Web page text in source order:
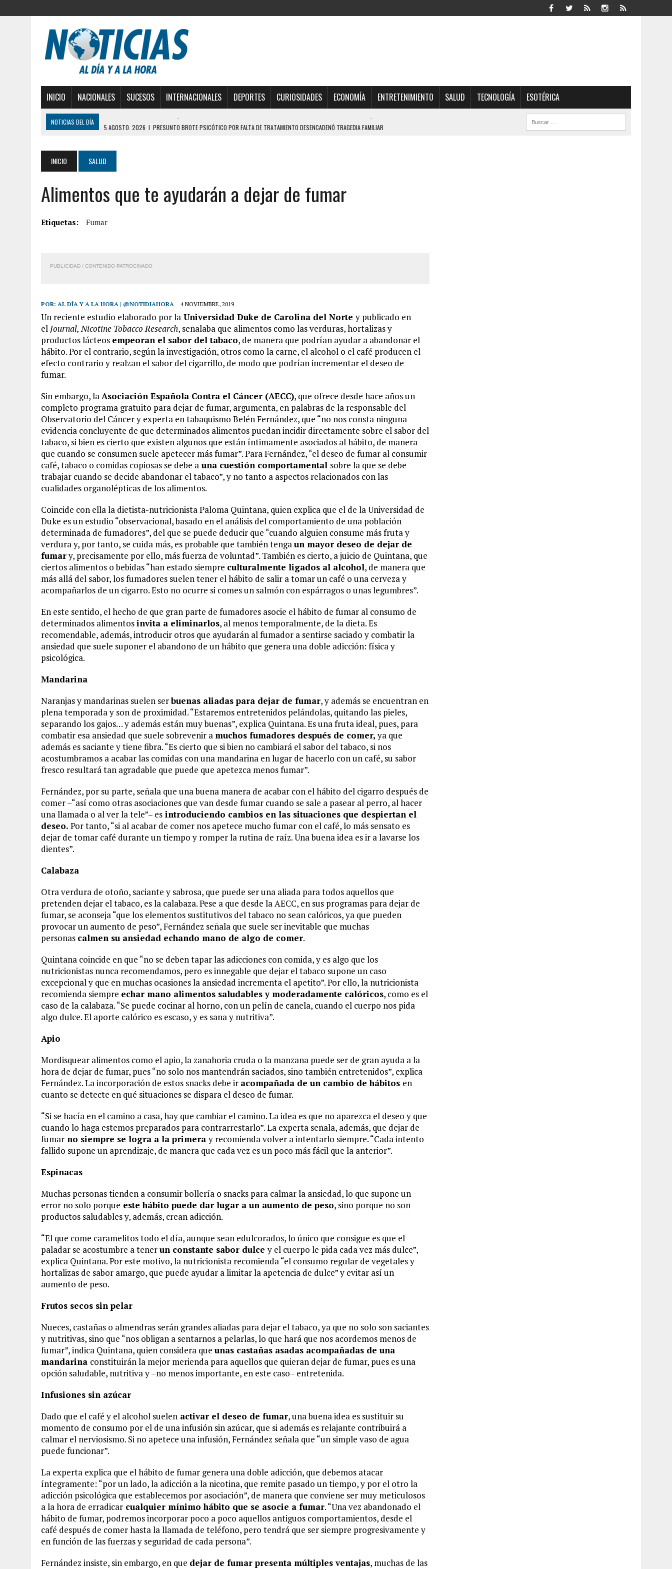
INICIO NACIONALES SUCESOS INTERNACIONALES DEPORTES CURIOSIDADES ECONOMÍA ENTRETENIMIENTO SALUD TECNOLOGÍA ESOTÉRICA
NOTICIAS DEL DÍA
PRESUNTO BROTE PSICÓTICO POR FALTA DE TRATAMIENTO DESENCADENÓ TRAGEDIA FAMILIAR
EDIFICIO PETUNIA
3 AGOSTO, 2026
YARACUY: INTENTÓ DESCONECTAR SU NEVERA MIENTRAS LA CASA SE INUNDABA
2 AGOSTO, 2026 | AYUDABA A PERSONAS EN SITUACIÓN DE CALLE Y MURIÓ A MANOS DE VARIOS DE ELLOS EN MATURÍN
7 AGOSTO, 2026 | YARACUY: ASESINARON DOS HOMBRES EL MISMO DÍA EN SECTORES VECINOS
6 AGOSTO, 2026 | BARINAS: ADOLESCENTE SE QUITÓ LA VIDA TRAS SER ACOSADA Y ABUSADA POR LA PAREJA DE SU ABUELA
INICIO SALUD
Alimentos que te ayudarán a dejar de fumar
Etiquetas: Fumar
PUBLICIDAD / CONTENIDO PATROCINADO
POR: AL DÍA Y A LA HORA | @NOTIDIAHORA 4 NOVIEMBRE, 2019
Un reciente estudio elaborado por la Universidad Duke de Carolina del Nortey publicado en
el Journal, Nicotine Tobacco Research, señalaba que alimentos como las verduras, hortalizas y
productos lácteos empeoran el sabor del tabaco, de manera que podrían ayudar a abandonar el
hábito. Por el contrario, según la investigación, otros como la carne, el alcohol o el café producen el
efecto contrario y realzan el sabor del cigarrillo, de modo que podrían incrementar el deseo de
fumar.
Sin embargo, laAsociación Española Contra el Cáncer (AECC), que ofrece desde hace años un
completo programa gratuito para dejar de fumar, argumenta, en palabras de la responsable del
Observatorio del Cáncer y experta en tabaquismo Belén Fernández, que “no nos consta ninguna
evidencia concluyente de que determinados alimentos puedan incidir directamente sobre el sabor del
tabaco, si bien es cierto que existen algunos que están íntimamente asociados al hábito, de manera
que cuando se consumen suele apetecer más fumar”. Para Fernández, “el deseo de fumar al consumir
café, tabaco o comidas copiosas se debe a una cuestión comportamental sobre la que se debe
trabajar cuando se decide abandonar el tabaco”, y no tanto a aspectos relacionados con las
cualidades organolépticas de los alimentos.
Coincide con ella la dietista-nutricionista Paloma Quintana, quien explica que el de la Universidad de
Duke es un estudio “observacional, basado en el análisis del comportamiento de una población
determinada de fumadores”, del que se puede deducir que “cuando alguien consume más fruta y
verdura y, por tanto, se cuida más, es probable que también tengaun mayor deseo de dejar de
fumary, precisamente por ello, más fuerza de voluntad”. También es cierto, a juicio de Quintana, que
ciertos alimentos o bebidas “han estado siempre culturalmente ligados al alcohol, de manera que
más allá del sabor, los fumadores suelen tener el hábito de salir a tomar un café o una cerveza y
acompañarlos de un cigarro. Esto no ocurre si comes un salmón con espárragos o unas legumbres”.
En este sentido, el hecho de que gran parte de fumadores asocie el hábito de fumar al consumo de
determinados alimentosinvita a eliminarlos, al menos temporalmente, de la dieta. Es
recomendable, además, introducir otros que ayudarán al fumador a sentirse saciado y combatir la
ansiedad que suele suponer el abandono de un hábito que genera una doble adicción: física y
psicológica.
Mandarina
Naranjas y mandarinas suelen serbuenas aliadas para dejar de fumar, y además se encuentran en
plena temporada y son de proximidad. “Estaremos entretenidos pelándolas, quitando las pieles,
separando los gajos… y además están muy buenas”, explica Quintana. Es una fruta ideal, pues, para
combatir esa ansiedad que suele sobrevenir a muchos fumadores después de comer,ya que
además es saciante y tiene fibra. “Es cierto que si bien no cambiará el sabor del tabaco, si nos
acostumbramos a acabar las comidas con una mandarina en lugar de hacerlo con un café, su sabor
fresco resultará tan agradable que puede que apetezca menos fumar”.
Fernández, por su parte, señala que una buena manera de acabar con el hábito del cigarro después de
comer –“así como otras asociaciones que van desde fumar cuando se sale a pasear al perro, al hacer
una llamada o al ver la tele”– es introduciendo cambios en las situaciones que despiertan el
deseo. Por tanto, “si al acabar de comer nos apetece mucho fumar con el café, lo más sensato es
dejar de tomar café durante un tiempo y romper la rutina de raíz. Una buena idea es ir a lavarse los
dientes”.
Calabaza
Otra verdura de otoño, saciante y sabrosa, que puede ser una aliada para todos aquellos que
pretenden dejar el tabaco, es la calabaza. Pese a que desde la AECC, en sus programas para dejar de
fumar, se aconseja “que los elementos sustitutivos del tabaco no sean calóricos, ya que pueden
provocar un aumento de peso”, Fernández señala que suele ser inevitable que muchas
personas calmen su ansiedad echando mano de algo de comer.
Quintana coincide en que “no se deben tapar las adicciones con comida, y es algo que los
nutricionistas nunca recomendamos, pero es innegable que dejar el tabaco supone un caso
excepcional y que en muchas ocasiones la ansiedad incrementa el apetito”. Por ello, la nutricionista
recomienda siempre echar mano alimentos saludables y moderadamente calóricos, como es el
caso de la calabaza. “Se puede cocinar al horno, con un pelín de canela, cuando el cuerpo nos pida
algo dulce. El aporte calórico es escaso, y es sana y nutritiva”.
Apio
Mordisquear alimentos como el apio, la zanahoria cruda o la manzana puede ser de gran ayuda a la
hora de dejar de fumar, pues “no solo nos mantendrán saciados, sino también entretenidos”, explica
Fernández. La incorporación de estos snacks debe ir acompañada de un cambio de hábitos en
cuanto se detecte en qué situaciones se dispara el deseo de fumar.
“Si se hacía en el camino a casa, hay que cambiar el camino. La idea es que no aparezca el deseo y que
cuando lo haga estemos preparados para contrarrestarlo”. La experta señala, además, que dejar de
fumar no siempre se logra a la primeray recomienda volver a intentarlo siempre. “Cada intento
fallido supone un aprendizaje, de manera que cada vez es un poco más fácil que la anterior”.
Espinacas
Muchas personas tienden a consumir bollería o snacks para calmar la ansiedad, lo que supone un
error no solo porque este hábito puede dar lugar a un aumento de peso, sino porque no son
productos saludables y, además, crean adicción.
“El que come caramelitos todo el día, aunque sean edulcorados, lo único que consigue es que el
paladar se acostumbre a tenerun constante sabor dulcey el cuerpo le pida cada vez más dulce”,
explica Quintana. Por este motivo, la nutricionista recomienda “el consumo regular de vegetales y
hortalizas de sabor amargo, que puede ayudar a limitar la apetencia de dulce” y evitar así un
aumento de peso.
Frutos secos sin pelar
Nueces, castañas o almendras serán grandes aliadas para dejar el tabaco, ya que no solo son saciantes
y nutritivas, sino que “nos obligan a sentarnos a pelarlas, lo que hará que nos acordemos menos de
fumar”, indica Quintana, quien considera que unas castañas asadas acompañadas de una
mandarina constituirán la mejor merienda para aquellos que quieran dejar de fumar, pues es una
opción saludable, nutritiva y –no menos importante, en este caso– entretenida.
Infusiones sin azúcar
Dado que el café y el alcohol suelen activar el deseo de fumar, una buena idea es sustituir su
momento de consumo por el de una infusión sin azúcar, que si además es relajante contribuirá a
calmar el nerviosismo. Si no apetece una infusión, Fernández señala que “un simple vaso de agua
puede funcionar”.
La experta explica que el hábito de fumar genera una doble adicción, que debemos atacar
íntegramente: “por un lado, la adicción a la nicotina, que remite pasado un tiempo, y por el otro la
adicción psicológica que establecemos por asociación”, de manera que conviene ser muy meticulosos
a la hora de erradicar cualquier mínimo hábito que se asocie a fumar. “Una vez abandonado el
hábito de fumar, podremos incorporar poco a poco aquellos antiguos comportamientos, desde el
café después de comer hasta la llamada de teléfono, pero tendrá que ser siempre progresivamente y
en función de las fuerzas y seguridad de cada persona”.
Fernández insiste, sin embargo, en que dejar de fumar presenta múltiples ventajas, muchas de las